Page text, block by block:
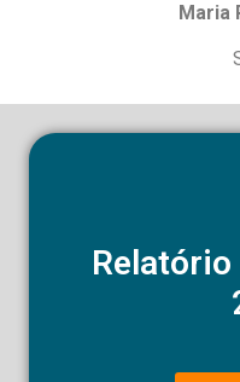
Maria